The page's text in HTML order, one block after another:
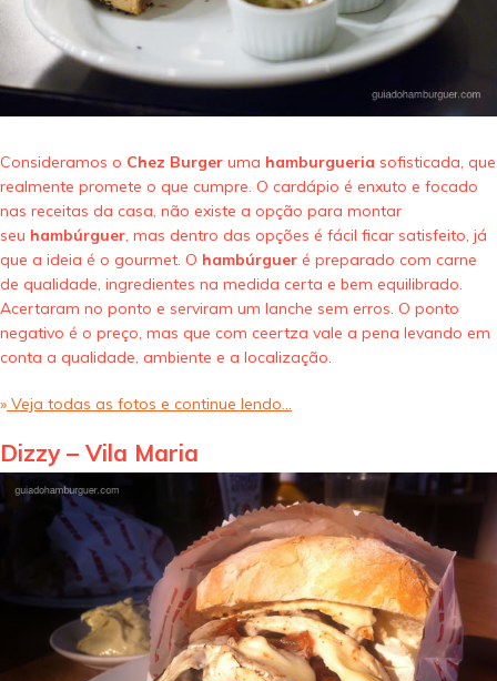
Consideramos o Chez Burger uma hamburgueria sofisticada, que
realmente promete o que cumpre. O cardápio é enxuto e focado
nas receitas da casa, não existe a opção para montar
seu hambúrguer, mas dentro das opções é fácil ficar satisfeito, já
que a ideia é o gourmet. O hambúrguer é preparado com carne
de qualidade, ingredientes na medida certa e bem equilibrado.
Acertaram no ponto e serviram um lanche sem erros. O ponto
negativo é o preço, mas que com ceertza vale a pena levando em
conta a qualidade, ambiente e a localização.
» Veja todas as fotos e continue lendo…
Dizzy – Vila Maria